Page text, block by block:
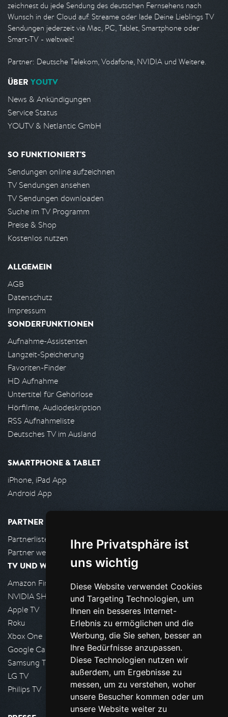
Ihre Privatsphäre ist
uns wichtig
Diese Website verwendet Cookies
und Targeting Technologien, um
Ihnen ein besseres Internet-
Erlebnis zu ermöglichen und die
Werbung, die Sie sehen, besser an
Ihre Bedürfnisse anzupassen.
Diese Technologien nutzen wir
außerdem, um Ergebnisse zu
messen, um zu verstehen, woher
unsere Besucher kommen oder um
unsere Website weiter zu
zeichnest du jede Sendung des deutschen Fernsehens nach
Wunsch in der Cloud auf. Streame oder lade Deine Lieblings TV
Sendungen jederzeit via Mac, PC, Tablet, Smartphone oder
Smart-TV - weltweit!
Partner: Deutsche Telekom, Vodafone, NVIDIA und Weitere.
ÜBER YOUTV
News & Ankündigungen
Service Status
YOUTV & Netlantic GmbH
SO FUNKTIONIERT'S
Sendungen online aufzeichnen
TV Sendungen ansehen
TV Sendungen downloaden
Suche im TV Programm
Preise & Shop
Kostenlos nutzen
ALLGEMEIN
AGB
Datenschutz
Impressum
SONDERFUNKTIONEN
Aufnahme-Assistenten
Langzeit-Speicherung
Favoriten-Finder
HD Aufnahme
Untertitel für Gehörlose
Hörfilme, Audiodeskription
RSS Aufnahmeliste
Deutsches TV im Ausland
SMARTPHONE & TABLET
iPhone, iPad App
Android App
PARTNER
Partnerliste
Partner werden
TV UND WOHNZIMMER
Amazon FireTV
NVIDIA SHIELD, Google TV
Apple TV
Roku
Xbox One
Google Cast
Samsung TV
LG TV
Philips TV